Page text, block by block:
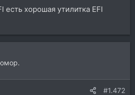
есть хорошая утилитка EFI
#1.472